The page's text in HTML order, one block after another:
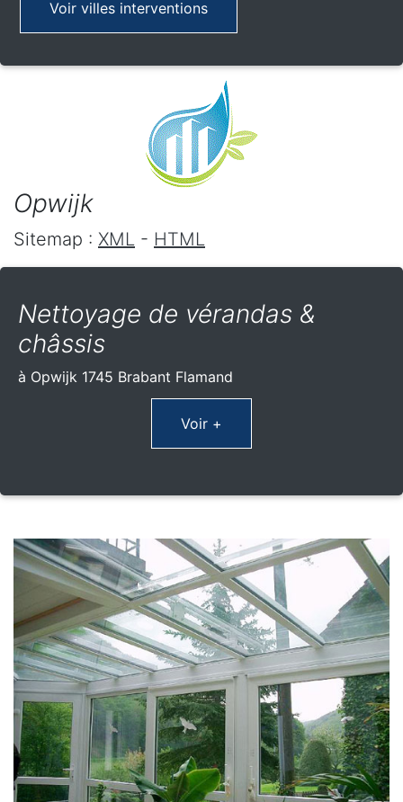
Voir villes interventions
Opwijk
Sitemap : XML - HTML
Nettoyage de vérandas &
châssis
à Opwijk 1745 Brabant Flamand
Voir +